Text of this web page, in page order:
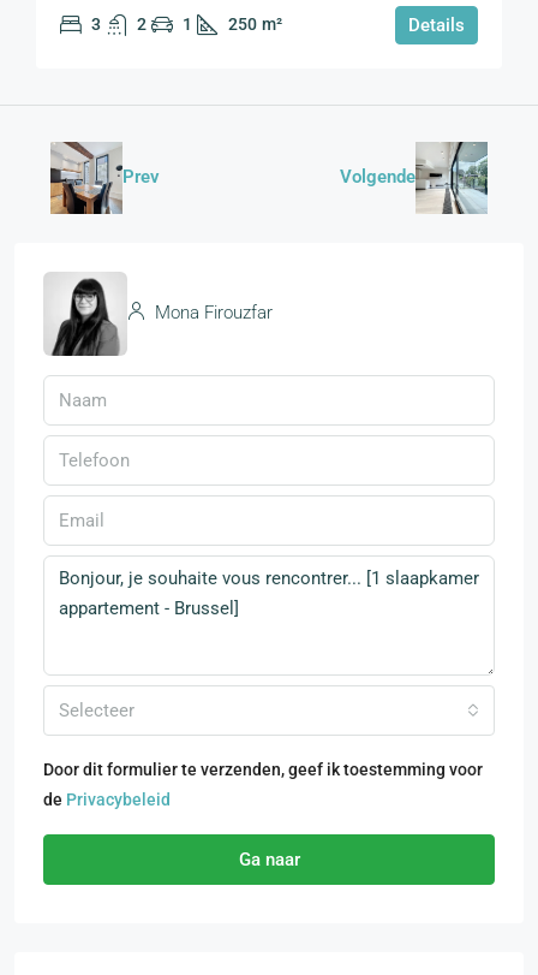
3 2 1 250 m² Details
Prev Volgende
Mona Firouzfar
Selecteer
Door dit formulier te verzenden, geef ik toestemming voor
de Privacybeleid
Ga naar